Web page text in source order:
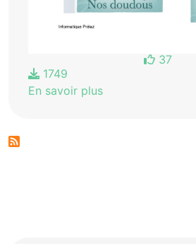
37
1749
En savoir plus